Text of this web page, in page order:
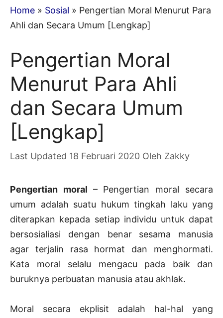
Home » Sosial » Pengertian Moral Menurut Para
Ahli dan Secara Umum [Lengkap]
Pengertian Moral
Menurut Para Ahli
dan Secara Umum
[Lengkap]
18 Februari 2020 Oleh Zakky
Pengertian moral – Pengertian moral secara
umum adalah suatu hukum tingkah laku yang
diterapkan kepada setiap individu untuk dapat
bersosialiasi dengan benar sesama manusia
agar terjalin rasa hormat dan menghormati.
Kata moral selalu mengacu pada baik dan
buruknya perbuatan manusia atau akhlak.
Moral secara ekplisit adalah hal-hal yang